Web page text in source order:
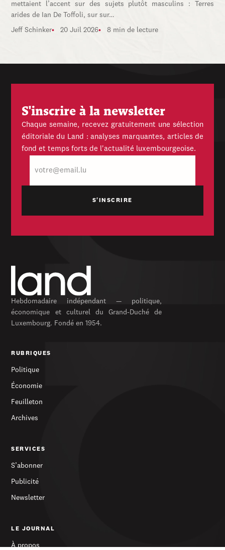
mettaient l’accent sur des sujets plutôt masculins : Terres
arides de Ian De Toffoli, sur sur…
Jeff Schinker 20 Juil 2026 8 min de lecture
S'inscrire à la newsletter
Chaque semaine, recevez gratuitement une sélection
éditoriale du Land : analyses marquantes, articles de
fond et temps forts de l'actualité luxembourgeoise.
mail
Hebdomadaire indépendant — politique,
économique et culturel du Grand-Duché de
Luxembourg. Fondé en 1954.
RUBRIQUES
Politique
Économie
Feuilleton
Archives
SERVICES
S’abonner
Publicité
Newsletter
LE JOURNAL
À propos